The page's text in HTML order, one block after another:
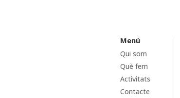
Menú
Qui som
Què fem
Activitats
Contacte